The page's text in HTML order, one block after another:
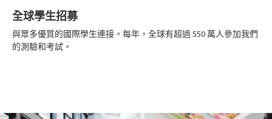
全球學生招募
與眾多優質的國際學生連接。每年，全球有超過 550 萬人參加我們
的測驗和考試。